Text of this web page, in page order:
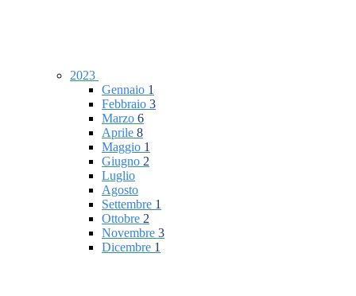
2023
Gennaio 1
Febbraio 3
Marzo 6
Aprile 8
Maggio 1
Giugno 2
Luglio
Agosto
Settembre 1
Ottobre 2
Novembre 3
Dicembre 1